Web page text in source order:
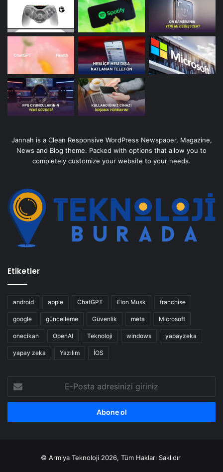
Jannah is a Clean Responsive WordPress Newspaper, Magazine,
News and Blog theme. Packed with options that allow you to
completely customize your website to your needs.
Etiketler
android apple ChatGPT Elon Musk franchise
google güncelleme Güvenlik meta Microsoft
onecikan OpenAl Teknoloji windows yapayzeka
yapay zeka Yazılım İOS
Posta
adresinizi
© Armiya Teknoloji 2026, Tüm Hakları Saklıdır